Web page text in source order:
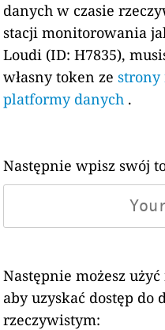
danych w czasie
stacji monitorowania
Loudi (ID: H7835),
własny token zestrony
platformy danych .
Następnie wpisz swój
Następnie możesz
aby uzyskać dostęp do
rzeczywistym: